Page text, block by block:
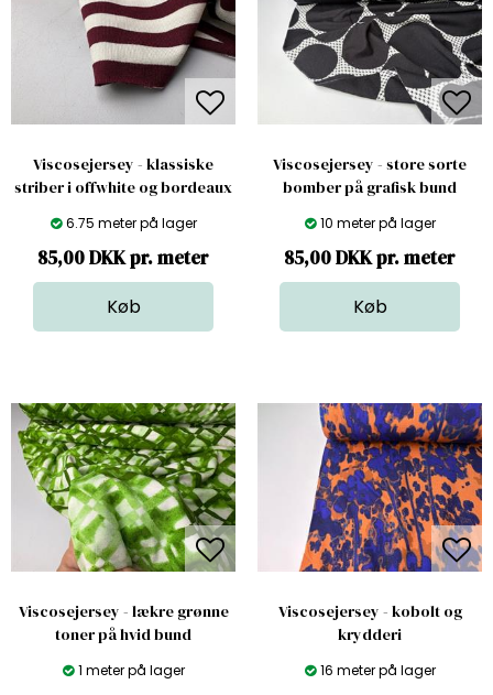
Viscosejersey - klassiske
striber i offwhite og bordeaux
6.75 meter på lager
85,00 DKK pr. meter
Viscosejersey - store sorte
bomber på grafisk bund
10 meter på lager
85,00 DKK pr. meter
Viscosejersey - lækre grønne
toner på hvid bund
1 meter på lager
Viscosejersey - kobolt og
krydderi
16 meter på lager